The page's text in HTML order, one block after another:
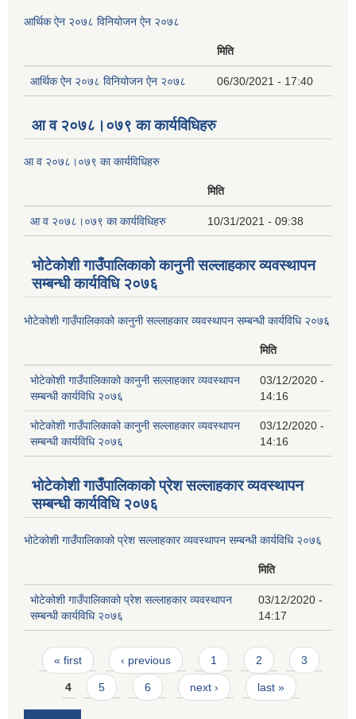
आर्थिक ऐन २०७८ विनियोजन ऐन २०७८
मिति
आर्थिक ऐन २०७८ विनियोजन ऐन २०७८ 06/30/2021 - 17:40
आ व २०७८।०७९ का कार्यविधिहरु
आ व २०७८।०७९ का कार्यविधिहरु
मिति
आ व २०७८।०७९ का कार्यविधिहरु 10/31/2021 - 09:38
भोटेकोशी गाउँपालिकाको कानुनी सल्लाहकार व्यवस्थापन
सम्बन्धी कार्यविधि २०७६
भोटेकोशी गाउँपालिकाको कानुनी सल्लाहकार व्यवस्थापन सम्बन्धी कार्यविधि २०७६
मिति
भोटेकोशी गाउँपालिकाको कानुनी सल्लाहकार व्यवस्थापन
सम्बन्धी कार्यविधि २०७६
03/12/2020 -
14:16
भोटेकोशी गाउँपालिकाको कानुनी सल्लाहकार व्यवस्थापन
सम्बन्धी कार्यविधि २०७६
03/12/2020 -
14:16
भोटेकोशी गाउँपालिकाको प्रेश सल्लाहकार व्यवस्थापन
सम्बन्धी कार्यविधि २०७६
भोटेकोशी गाउँपालिकाको प्रेश सल्लाहकार व्यवस्थापन सम्बन्धी कार्यविधि २०७६
मिति
भोटेकोशी गाउँपालिकाको प्रेश सल्लाहकार व्यवस्थापन
सम्बन्धी कार्यविधि २०७६
03/12/2020 -
14:17
Pages
« first ‹ previous 1 2 3
4 5 6 next › last »